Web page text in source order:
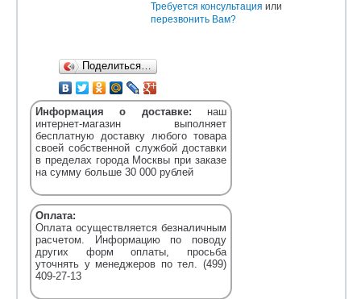
Поделиться…
Требуется консультация или
перезвонить Вам?
Информация о доставке: наш
интернет-магазин выполняет
бесплатную доставку любого товара
своей собственной службой доставки
в пределах города Москвы при заказе
на сумму больше 30 000 рублей
Оплата:
Оплата осуществляется безналичным
расчетом. Информацию по поводу
других форм оплаты, просьба
уточнять у менеджеров по тел. (499)
409-27-13